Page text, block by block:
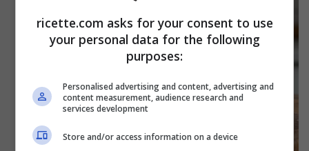
ricette.com asks for your consent to use
your personal data for the following
purposes:
Personalised advertising and content, advertising and
content measurement, audience research and
services development
Store and/or access information on a device